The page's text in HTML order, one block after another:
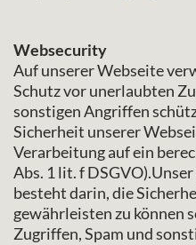
Websecurity
Auf unserer Webseite
Schutz vor unerlaubten
sonstigen Angriffen
Sicherheit unserer
Verarbeitung auf ein
Abs. 1 lit. f
besteht darin, die
gewährleisten zu können
Zugriffen, Spam und